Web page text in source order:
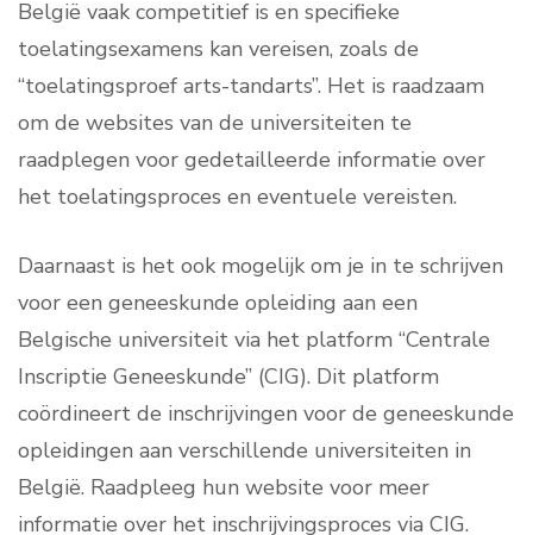
België vaak competitief is en specifieke
toelatingsexamens kan vereisen, zoals de
“toelatingsproef arts-tandarts”. Het is raadzaam
om de websites van de universiteiten te
raadplegen voor gedetailleerde informatie over
het toelatingsproces en eventuele vereisten.
Daarnaast is het ook mogelijk om je in te schrijven
voor een geneeskunde opleiding aan een
Belgische universiteit via het platform “Centrale
Inscriptie Geneeskunde” (CIG). Dit platform
coördineert de inschrijvingen voor de geneeskunde
opleidingen aan verschillende universiteiten in
België. Raadpleeg hun website voor meer
informatie over het inschrijvingsproces via CIG.